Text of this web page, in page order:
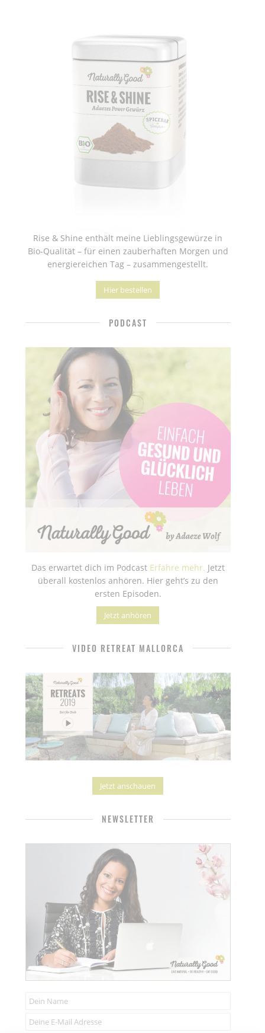
Rise & Shine enthält meine Lieblingsgewürze in
Bio-Qualität – für einen zauberhaften Morgen und
energiereichen Tag – zusammengestellt.
Hier bestellen
PODCAST
Das erwartet dich im Podcast Erfahre mehr. Jetzt
überall kostenlos anhören. Hier geht’s zu den
ersten Episoden.
Jetzt anhören
VIDEO RETREAT MALLORCA
Jetzt anschauen
NEWSLETTER